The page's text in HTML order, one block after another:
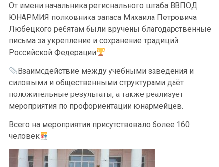
От имени начальника регионального штаба ВВПОД
ЮНАРМИЯ полковника запаса Михаила Петровича
Любецкого ребятам были вручены благодарственные
письма за укрепление и сохранение традиций
Российской Федерации
Взаимодействие между учебными заведения и
силовыми и общественными структурами даёт
положительные результаты, а также реализует
мероприятия по профориентации юнармейцев.
Всего на мероприятии присутствовало более 160
человек